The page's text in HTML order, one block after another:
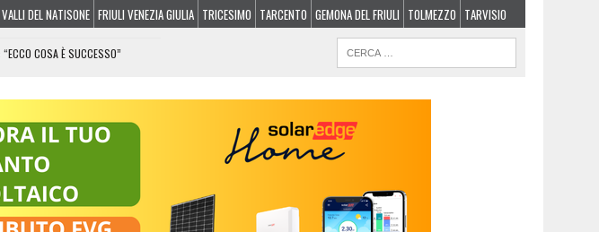
VALLI DEL NATISONE FRIULI VENEZIA GIULIA TRICESIMO TARCENTO GEMONA DEL FRIULI TOLMEZZO TARVISIO
COSA È SUCCESSO”